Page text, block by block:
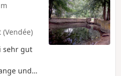
sehr gut
und